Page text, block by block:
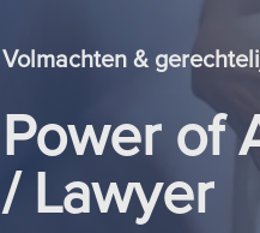
Volmachten &
Power of
/ Lawyer